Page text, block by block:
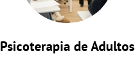
Psicoterapia de Adultos